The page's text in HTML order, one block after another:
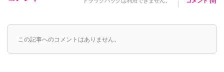
この記事へのコメントはありません。